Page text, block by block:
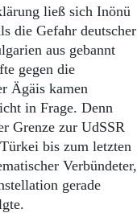
ließ sich Inönü
die Gefahr deutscher
aus gebannt
gegen die
Ägäis kamen
in Frage. Denn
Grenze zur UdSSR
bis zum letzten
Verbündeter,
gerade